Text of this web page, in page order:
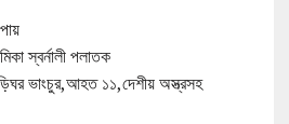
স্বর্নালী পলাতক
ভাংচুর,আহত ১১,দেশীয় অস্ত্রসহ